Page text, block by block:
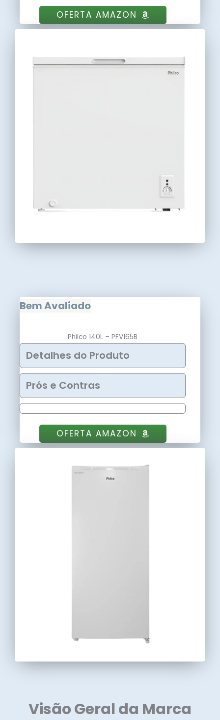
OFERTA AMAZON
Bem Avaliado
Philco 140L – PFV165B
Detalhes do Produto
Prós e Contras
OFERTA AMAZON
Visão Geral da Marca